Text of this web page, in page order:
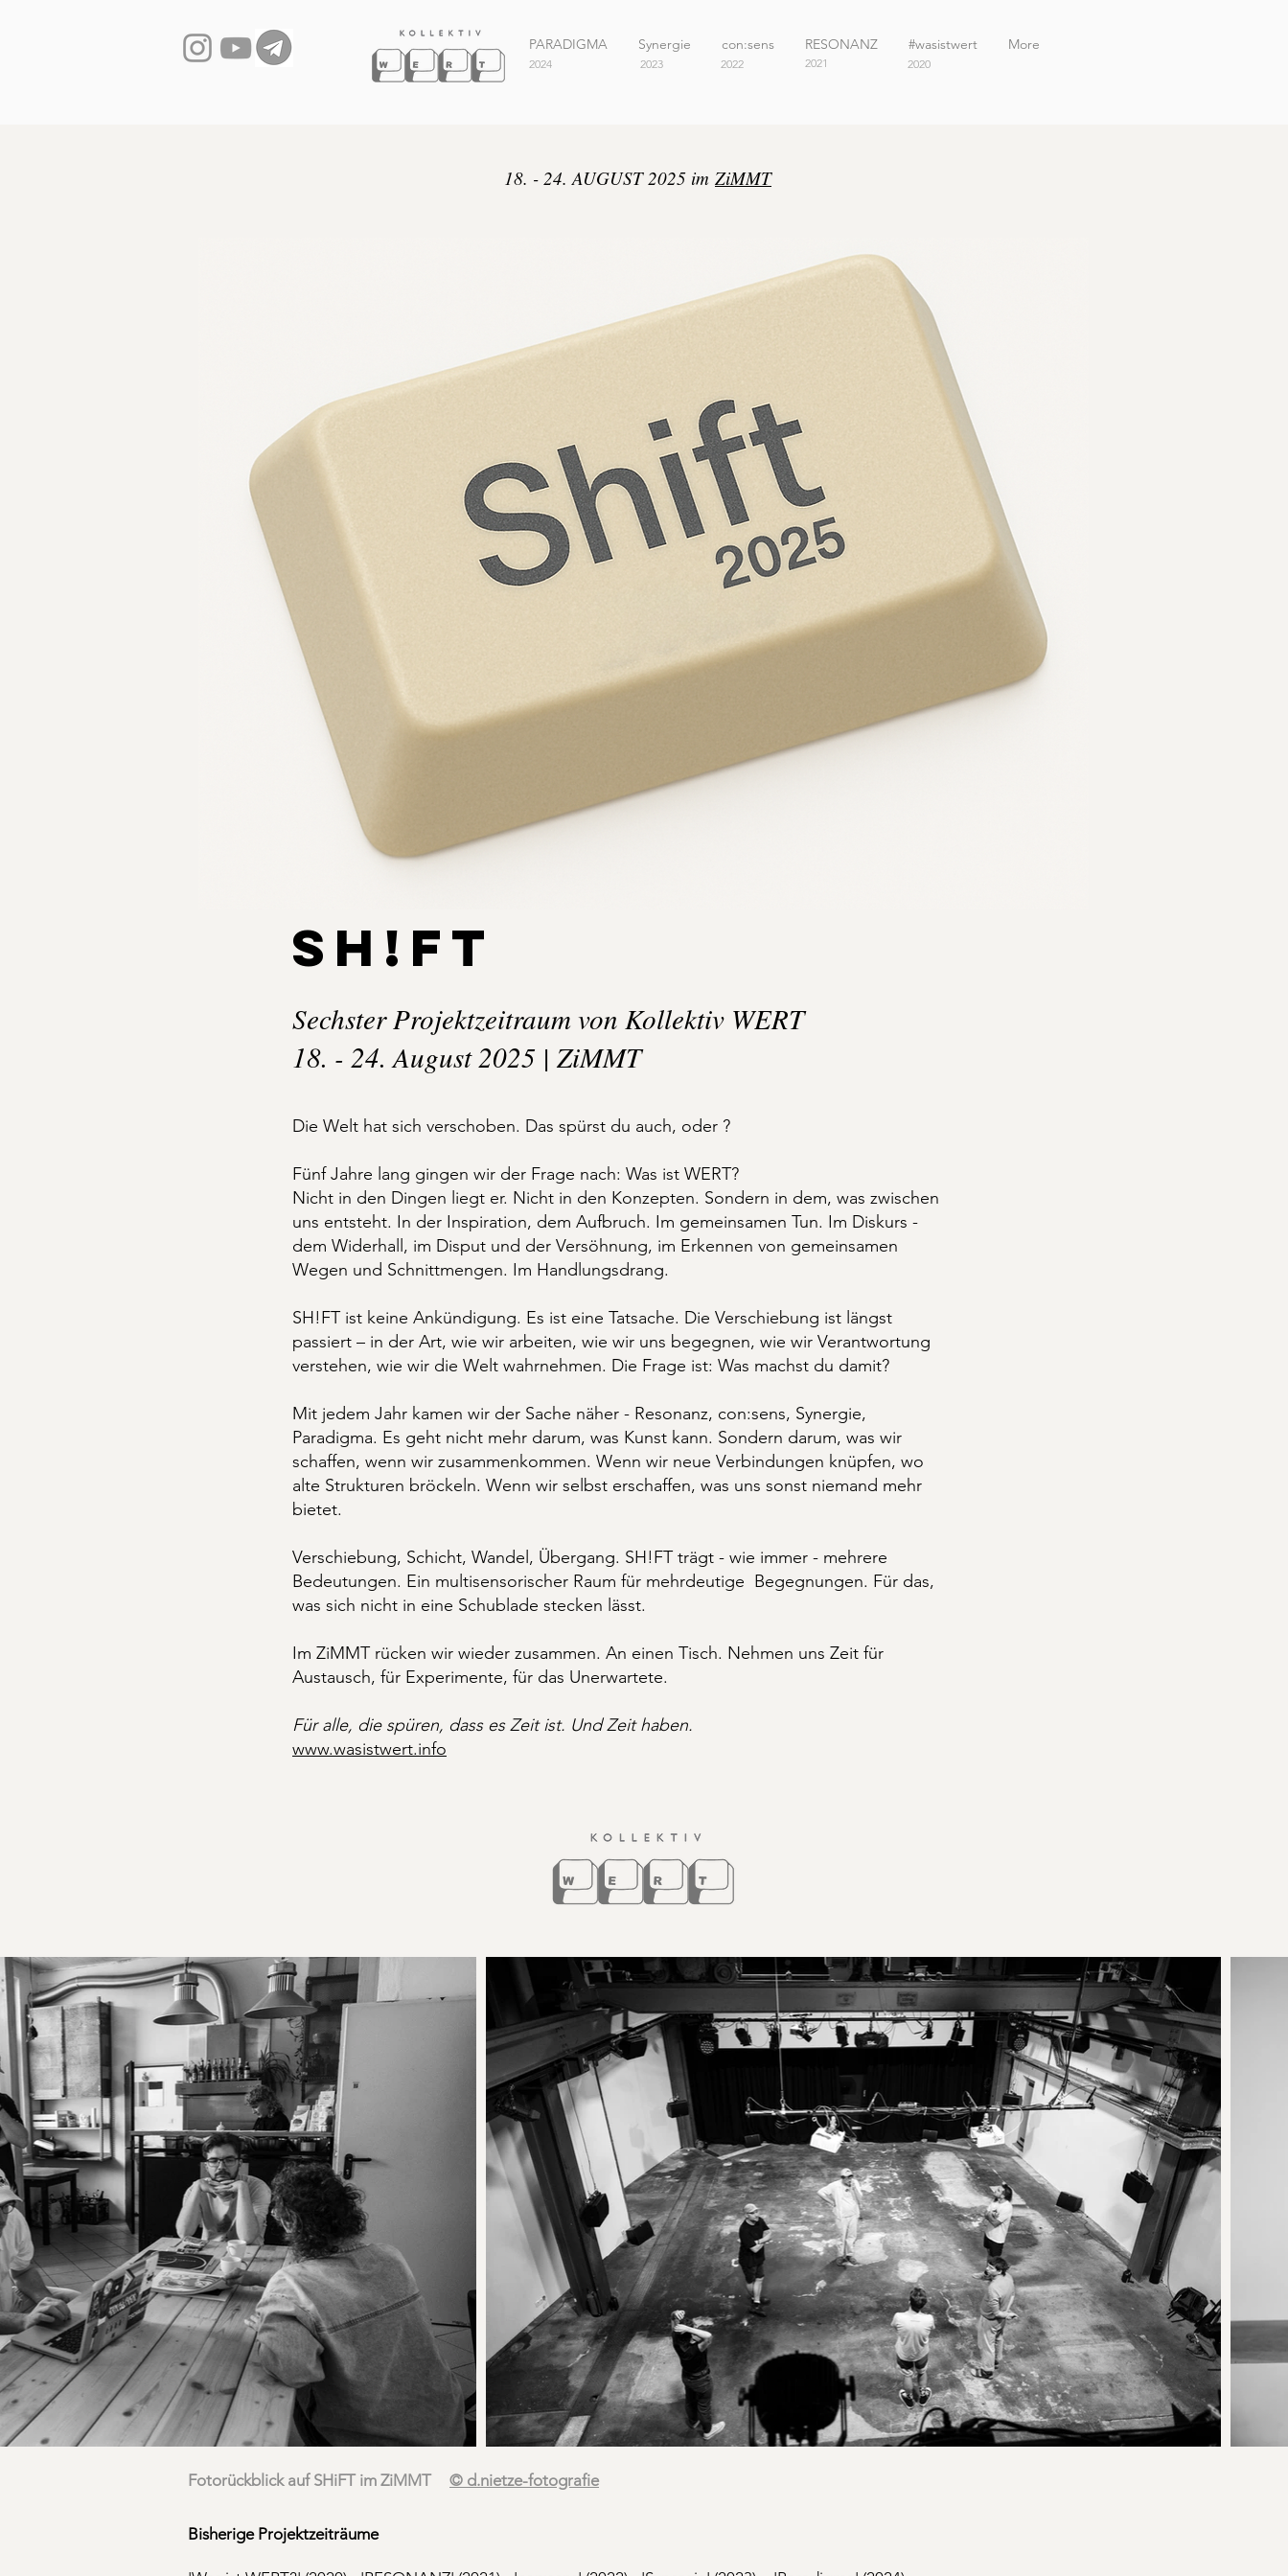
PARADIGMA Synergie con:sens RESONANZ #wasistwert More
2024 2023 2022 2021 2020
18. - 24. AUGUST 2025 im ZiMMT
SH!FT
Sechster Projektzeitraum von Kollektiv WERT
18. - 24. August 2025 | ZiMMT
Die Welt hat sich verschoben. Das spürst du auch, oder ?​
Fünf Jahre lang gingen wir der Frage nach: Was ist WERT?
Nicht in den Dingen liegt er. Nicht in den Konzepten. Sondern in dem, was zwischen
uns entsteht. In der Inspiration, dem Aufbruch. Im gemeinsamen Tun. Im Diskurs -
dem Widerhall, im Disput und der Versöhnung, im Erkennen von gemeinsamen
Wegen und Schnittmengen. Im Handlungsdrang.
SH!FT ist keine Ankündigung. Es ist eine Tatsache. Die Verschiebung ist längst
passiert – in der Art, wie wir arbeiten, wie wir uns begegnen, wie wir Verantwortung
verstehen, wie wir die Welt wahrnehmen. Die Frage ist: Was machst du damit?
Mit jedem Jahr kamen wir der Sache näher - Resonanz, con:sens, Synergie,
Paradigma. Es geht nicht mehr darum, was Kunst kann. Sondern darum, was wir
schaffen, wenn wir zusammenkommen. Wenn wir neue Verbindungen knüpfen, wo
alte Strukturen bröckeln. Wenn wir selbst erschaffen, was uns sonst niemand mehr
bietet.
Verschiebung, Schicht, Wandel, Übergang. SH!FT trägt - wie immer - mehrere
Bedeutungen. Ein multisensorischer Raum für mehrdeutige Begegnungen. Für das,
was sich nicht in eine Schublade stecken lässt.
Im ZiMMT rücken wir wieder zusammen. An einen Tisch. Nehmen uns Zeit für
Austausch, für Experimente, für das Unerwartete.
Für alle, die spüren, dass es Zeit ist. Und Zeit haben.
www.wasistwert.info
Fotorückblick auf SHiFT im ZiMMT © d.nietze-fotografie
Bisherige Projektzeiträume